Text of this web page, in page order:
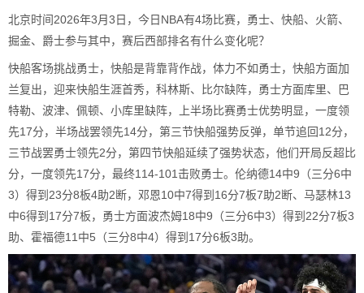
北京时间2026年3月3日，今日NBA有4场比赛，勇士、快船、火箭、
掘金、爵士参与其中，赛后西部排名有什么变化呢？
快船客场挑战勇士，快船是背靠背作战，体力不如勇士，快船方面加
兰复出，迎来快船生涯首秀，科林斯、比尔缺阵，勇士方面库里、巴
特勒、波津、佩顿、小库里缺阵，上半场比赛勇士优势明显，一度领
先17分，半场战罢领先14分，第三节快船强势反弹，单节追回12分，
三节战罢勇士领先2分，第四节快船延续了强势状态，他们开局反超比
分，一度领先17分，最终114-101击败勇士。伦纳德14中9（三分6中
3）得到23分8板4助2断，邓恩10中7得到16分7板7助2断、马瑟林13
中6得到17分7板，勇士方面波杰姆18中9（三分6中3）得到22分7板3
助、霍福德11中5（三分8中4）得到17分6板3助。